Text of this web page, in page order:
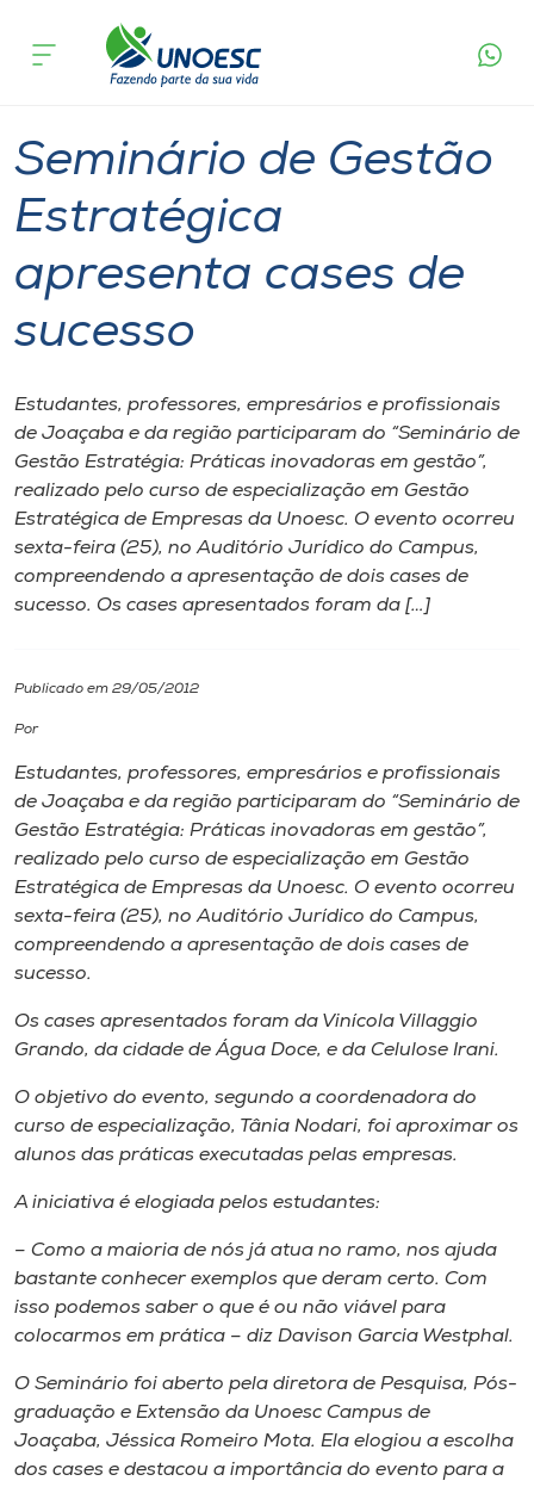
Cursos
Pesquisa
Atendimento ao Estudante
Portal de Ensino
A
Unoesc
Internacionalização
I.nova
Cultura
CPA
Biblioteca
Editora
Rádio
Unoesc
o idioma
A+
A-
acontece
Seminário de Gestão
Estratégica
apresenta cases de
sucesso
Estudantes, professores, empresários e profissionais
de Joaçaba e da região participaram do “Seminário de
Gestão Estratégia: Práticas inovadoras em gestão”,
realizado pelo curso de especialização em Gestão
Estratégica de Empresas da Unoesc. O evento ocorreu
sexta-feira (25), no Auditório Jurídico do Campus,
compreendendo a apresentação de dois cases de
sucesso. Os cases apresentados foram da […]
Publicado em 29/05/2012
Por
Estudantes, professores, empresários e profissionais
de Joaçaba e da região participaram do “Seminário de
Gestão Estratégia: Práticas inovadoras em gestão”,
realizado pelo curso de especialização em Gestão
Estratégica de Empresas da Unoesc. O evento ocorreu
sexta-feira (25), no Auditório Jurídico do Campus,
compreendendo a apresentação de dois cases de
sucesso.
Os cases apresentados foram da Vinícola Villaggio
Grando, da cidade de Água Doce, e da Celulose Irani.
O objetivo do evento, segundo a coordenadora do
curso de especialização, Tânia Nodari, foi aproximar os
alunos das práticas executadas pelas empresas.
A iniciativa é elogiada pelos estudantes:
– Como a maioria de nós já atua no ramo, nos ajuda
bastante conhecer exemplos que deram certo. Com
isso podemos saber o que é ou não viável para
colocarmos em prática – diz Davison Garcia Westphal.
O Seminário foi aberto pela diretora de Pesquisa, Pós-
graduação e Extensão da Unoesc Campus de
Joaçaba, Jéssica Romeiro Mota. Ela elogiou a escolha
dos cases e destacou a importância do evento para a